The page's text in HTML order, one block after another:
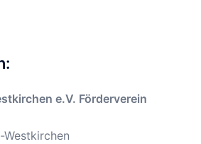
e.V. Förderverein